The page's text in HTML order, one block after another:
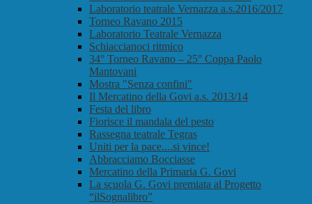
Laboratorio teatrale Vernazza a.s.2016/2017
Torneo Ravano 2015
Laboratorio Teatrale Vernazza
Schiaccianoci ritmico
34° Torneo Ravano – 25° Coppa Paolo
Mantovani
Mostra "Senza confini"
Il Mercatino della Govi a.s. 2013/14
Festa del libro
Fiorisce il mandala del pesto
Rassegna teatrale Tegras
Uniti per la pace....si vince!
Abbracciamo Bocciasse
Mercatino della Primaria G. Govi
La scuola G. Govi premiata al Progetto
“ilSognalibro”